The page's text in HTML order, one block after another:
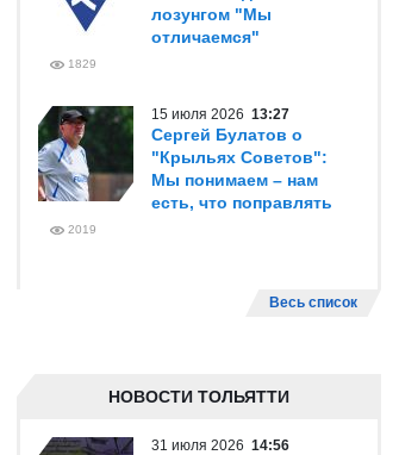
лозунгом "Мы
отличаемся"
1829
15 июля 2026 13:27
Сергей Булатов о
"Крыльях Советов":
Мы понимаем – нам
есть, что поправлять
2019
Весь список
НОВОСТИ ТОЛЬЯТТИ
31 июля 2026 14:56